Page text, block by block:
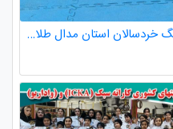
فینال مسابقات قهرمانی تکواندو لیگ خردسالان استان مدال طلا صدرا ظفری از باشگاه طلایی به مربیگری استاد عسکری مربی ارزنده باشگاه